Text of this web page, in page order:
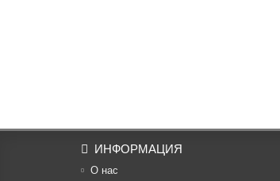
ИНФОРМАЦИЯ
О нас